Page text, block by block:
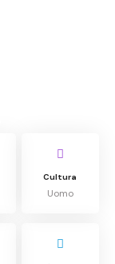
Cultura
Uomo